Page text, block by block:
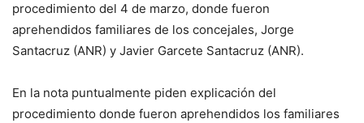
procedimiento del 4 de marzo, donde fueron
aprehendidos familiares de los concejales, Jorge
Santacruz (ANR) y Javier Garcete Santacruz (ANR).
En la nota puntualmente piden explicación del
procedimiento donde fueron aprehendidos los familiares